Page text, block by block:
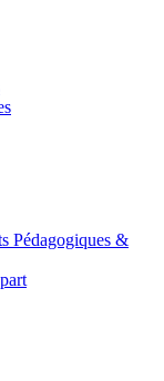
Pédagogiques &